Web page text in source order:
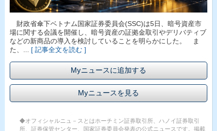
財政省傘下ベトナム国家証券委員会(SSC)は5日、暗号資産市
場に関する会議を開催し、暗号資産の証拠金取引やデリバティブ
などの新商品の導入を検討していることを明らかにした。 ま
た、... [ 記事全文を読む ]
Myニュースに追加する
Myニュースを見る
◆オフィシャルニュ－スとはホーチミン証券取引所、ハノイ証券取引
所、証券保管センター、国家証券委員会発表の公式ニュースです。掲載